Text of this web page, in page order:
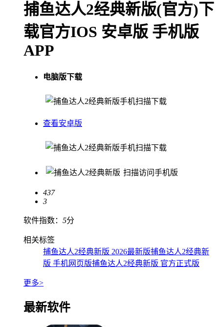
捕鱼达人2经典新版(官方)下
载官方IOS 安卓版 手机版
APP
电脑版下载
手机扫描下载
查看安卓版
手机扫描下载
扫描访问手机版
437
3
软件指数： 5分
相关标签
捕鱼达人2经典新版 2026最新版捕鱼达人2经典新
版 手机网页版捕鱼达人2经典新版 官方正式版
更多>
最新软件